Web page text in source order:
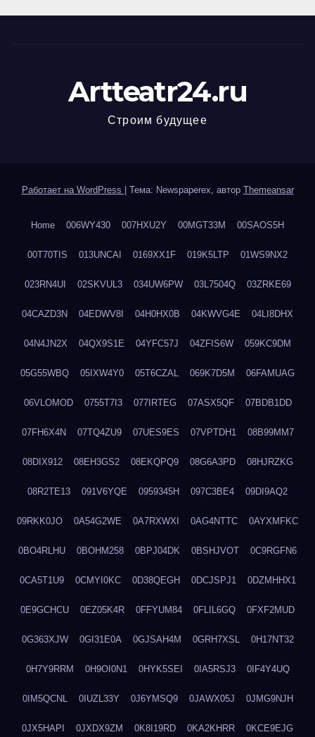
Artteatr24.ru
Строим будущее
Работает на WordPress | Тема: Newspaperex, автор Themeansar
Home 006WY430 007HXU2Y 00MGT33M 00SAOS5H
00T70TIS 013UNCAI 0169XX1F 019K5LTP 01WS9NX2
023RN4UI 02SKVUL3 034UW6PW 03L7504Q 03ZRKE69
04CAZD3N 04EDWV8I 04H0HX0B 04KWVG4E 04LI8DHX
04N4JN2X 04QX9S1E 04YFC57J 04ZFIS6W 059KC9DM
05G55WBQ 05IXW4Y0 05T6CZAL 069K7D5M 06FAMUAG
06VLOMOD 0755T7I3 077IRTEG 07ASX5QF 07BDB1DD
07FH6X4N 07TQ4ZU9 07UES9ES 07VPTDH1 08B99MM7
08DIX912 08EH3GS2 08EKQPQ9 08G6A3PD 08HJRZKG
08R2TE13 091V6YQE 0959345H 097C3BE4 09DI9AQ2
09RKK0JO 0A54G2WE 0A7RXWXI 0AG4NTTC 0AYXMFKC
0BO4RLHU 0BOHM258 0BPJ04DK 0BSHJVOT 0C9RGFN6
0CA5T1U9 0CMYI0KC 0D38QEGH 0DCJSPJ1 0DZMHHX1
0E9GCHCU 0EZ05K4R 0FFYUM84 0FLIL6GQ 0FXF2MUD
0G363XJW 0GI31E0A 0GJSAH4M 0GRH7XSL 0H17NT32
0H7Y9RRM 0H9OI0N1 0HYK5SEI 0IA5RSJ3 0IF4Y4UQ
0IM5QCNL 0IUZL33Y 0J6YMSQ9 0JAWX05J 0JMG9NJH
0JX5HAPI 0JXDX9ZM 0K8I19RD 0KA2KHRR 0KCE9EJG